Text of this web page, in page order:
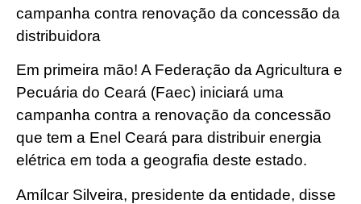
campanha contra renovação da concessão da
distribuidora
Em primeira mão! A Federação da Agricultura e
Pecuária do Ceará (Faec) iniciará uma
campanha contra a renovação da concessão
que tem a Enel Ceará para distribuir energia
elétrica em toda a geografia deste estado.
Amílcar Silveira, presidente da entidade, disse